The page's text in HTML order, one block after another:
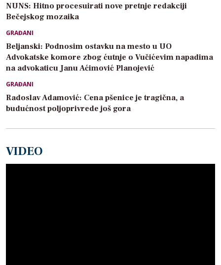
NUNS: Hitno procesuirati nove pretnje redakciji
Bečejskog mozaika
GRAĐANI
Beljanski: Podnosim ostavku na mesto u UO
Advokatske komore zbog ćutnje o Vučićevim napadima
na advokaticu Janu Aćimović Planojević
GRAĐANI
Radoslav Adamović: Cena pšenice je tragična, a
budućnost poljoprivrede još gora
VIDEO